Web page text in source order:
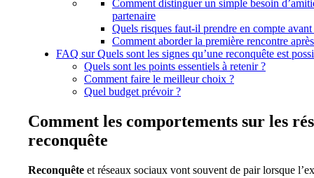
Comment distinguer un simple besoin
partenaire
Quels risques faut-il prendre en compte
Comment aborder la première rencontre
FAQ sur Quels sont les signes qu’une reconquête est
Quels sont les points essentiels à retenir ?
Comment faire le meilleur choix ?
Quel budget prévoir ?
Comment les comportements sur les
reconquête
Reconquête et réseaux sociaux vont souvent de pair lorsque